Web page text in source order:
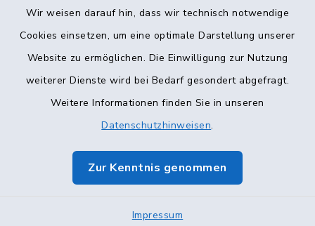
Wir weisen darauf hin, dass wir technisch notwendige
Cookies einsetzen, um eine optimale Darstellung unserer
Website zu ermöglichen. Die Einwilligung zur Nutzung
weiterer Dienste wird bei Bedarf gesondert abgefragt.
Weitere Informationen finden Sie in unseren
Datenschutzhinweisen.
Zur Kenntnis genommen
Impressum
Barrierefreiheit
Impressum
Sitemap